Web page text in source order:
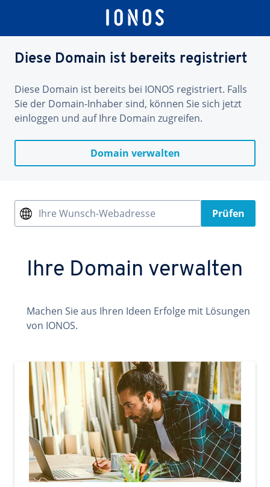
Diese Domain ist bereits registriert
Diese Domain ist bereits bei IONOS registriert. Falls
Sie der Domain-Inhaber sind, können Sie sich jetzt
einloggen und auf Ihre Domain zugreifen.
Domain verwalten
Ihre Wunsch-Webadresse Prüfen
Ihre Domain verwalten
Machen Sie aus Ihren Ideen Erfolge mit Lösungen
von IONOS.